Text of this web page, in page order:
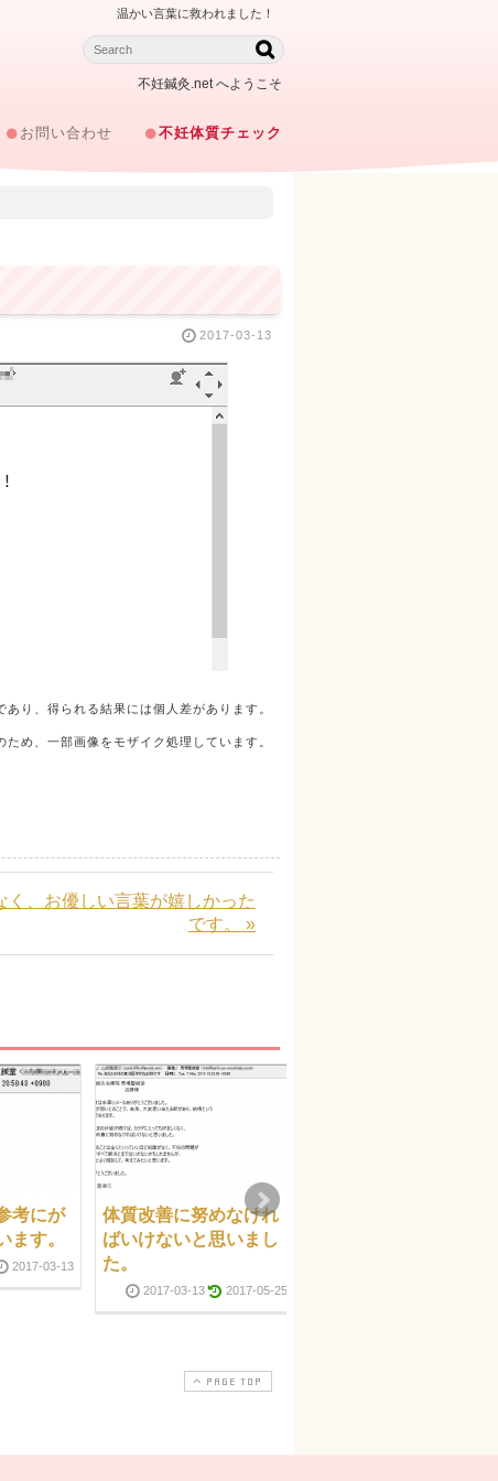
温かい言葉に救われました！
不妊鍼灸.net へようこそ
お問い合わせ 不妊体質チェック
2017-03-13
り、得られる結果には個人差があります。
め、一部画像をモザイク処理しています。
く、お優しい言葉が嬉しかった
です。 »
考にが
ます。
2017-03-13
体質改善に努めなけれ
ばいけないと思いまし
た。
2017-03-13 2017-05-25
PAGE TOP